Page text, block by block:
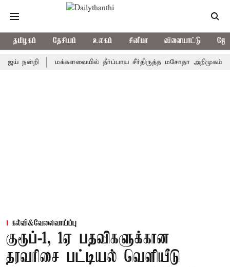
தமிழகம் தேசியம் உலகம் சினிமா விளையாட்டு
மக்களவையில் தீர்ப்பாய சீர்திருத்த மசோதா அறிமுகம்
கல்வி&வேலைவாய்ப்பு
குரூப்-1, 1ஏ பதவிகளுக்கான
தரவரிசை பட்டியல் வெளியீடு